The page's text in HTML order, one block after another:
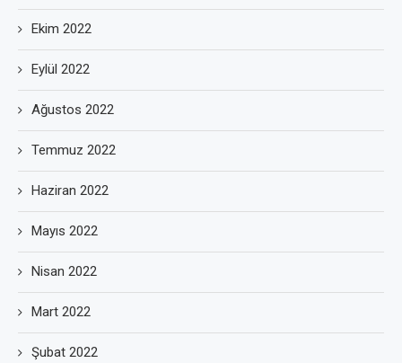
Ekim 2022
Eylül 2022
Ağustos 2022
Temmuz 2022
Haziran 2022
Mayıs 2022
Nisan 2022
Mart 2022
Şubat 2022